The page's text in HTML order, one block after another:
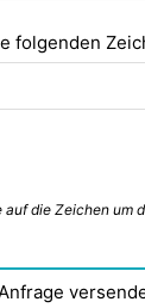
folgenden
auf die Zeichen um